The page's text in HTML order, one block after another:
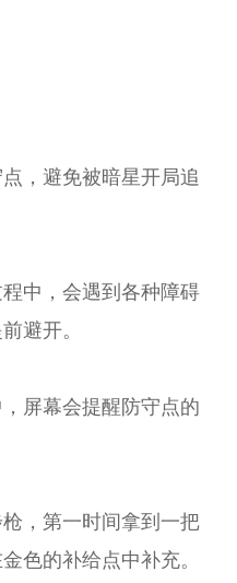
，避免被暗星开局追
中，会遇到各种障碍
避开。
屏幕会提醒防守点的
，第一时间拿到一把
色的补给点中补充。